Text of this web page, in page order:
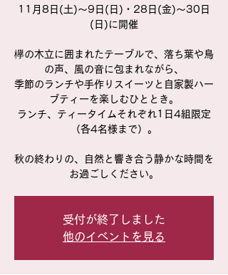
11月8日(土)〜9日(日)・28日(金)〜30日
(日)に開催
欅の木立に囲まれたテーブルで、落ち葉や鳥
の声、風の音に包まれながら、
季節のランチや手作りスイーツと自家製ハー
ブティーを楽しむひととき。
ランチ、ティータイムそれぞれ1日4組限定
（各4名様まで）。
秋の終わりの、自然と響き合う静かな時間を
お過ごしください。
受付が終了しました
他のイベントを見る